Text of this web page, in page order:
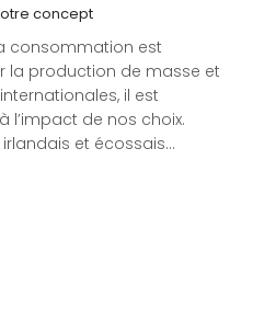
concept
consommation est
la production de masse et
il est
l’impact de nos choix.
et écossais...